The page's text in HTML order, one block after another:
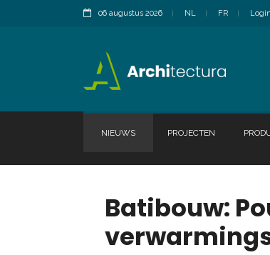
06 augustus 2026 NL FR Login
NIEUWS PROJECTEN
Batibouw: